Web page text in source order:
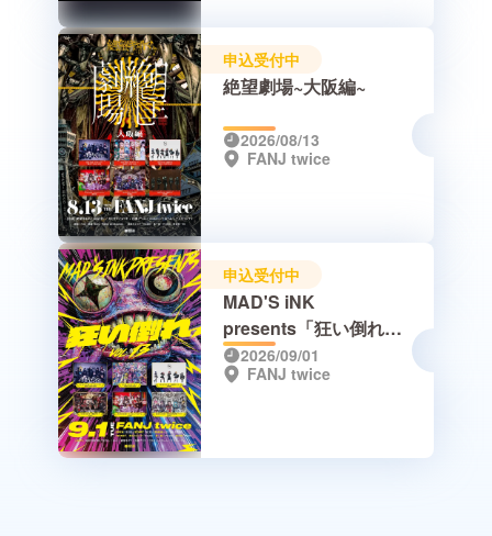
申込受付中
絶望劇場~大阪編~
2026/08/13
FANJ twice
申込受付中
MAD'S iNK
presents「狂い倒れ
vol.13」
2026/09/01
FANJ twice